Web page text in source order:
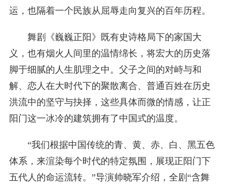
运，也隔着一个民族从屈辱走向复兴的百年历程。
舞剧《巍巍正阳》既有史诗格局下的家国大
义，也有烟火人间里的温情绵长，将宏大的历史落
脚于细腻的人生肌理之中。父子之间的对峙与和
解、恋人在大时代下的聚散离合、普通百姓在历史
洪流中的坚守与抉择，这些具体而微的情感，让正
阳门这一冰冷的建筑拥有了中国式的温度。
“我们根据中国传统的青、黄、赤、白、黑五色
体系，来渲染每个时代的特定氛围，展现正阳门下
五代人的命运流转。”导演帅晓军介绍，全剧“含舞